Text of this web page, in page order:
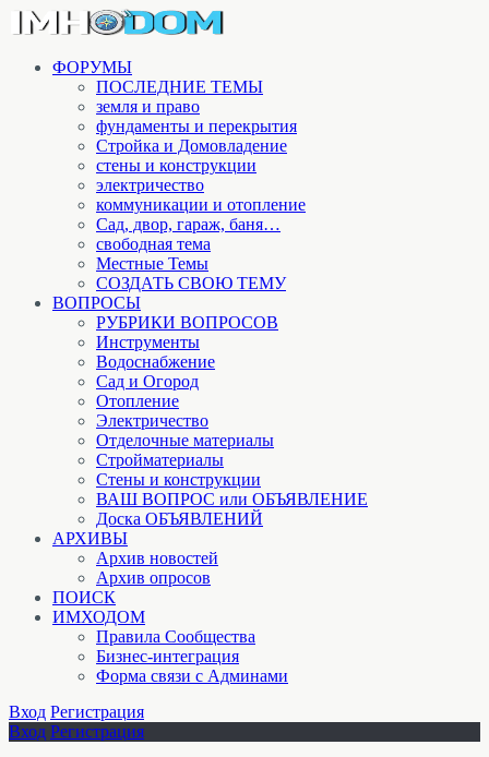
ФОРУМЫ
ПОСЛЕДНИЕ ТЕМЫ
земля и право
фундаменты и перекрытия
Стройка и Домовладение
стены и конструкции
электричество
коммуникации и отопление
Cад, двор, гараж, баня…
свободная тема
Местные Темы
СОЗДАТЬ СВОЮ ТЕМУ
ВОПРОСЫ
РУБРИКИ ВОПРОСОВ
Инструменты
Водоснабжение
Сад и Огород
Отопление
Электричество
Отделочные материалы
Стройматериалы
Стены и конструкции
ВАШ ВОПРОС или ОБЪЯВЛЕНИЕ
Доска ОБЪЯВЛЕНИЙ
АРХИВЫ
Архив новостей
Архив опросов
ПОИСК
ИМХОДОМ
Правила Сообщества
Бизнес-интеграция
Форма связи с Админами
Вход Регистрация
Вход Регистрация